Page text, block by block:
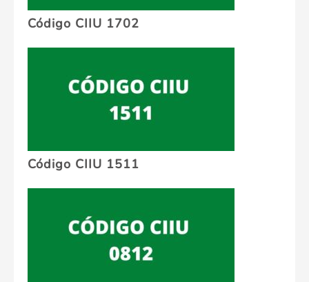
Código CIIU 1702
Código CIIU 1511